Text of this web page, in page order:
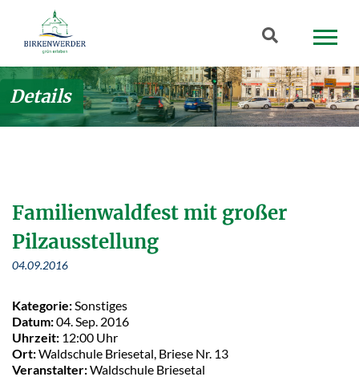
Zum Hauptinhalt springen
Suchbegriff
Details
Familienwaldfest mit großer
Pilzausstellung
04.09.2016
Kategorie: Sonstiges
Datum:04. Sep. 2016
Uhrzeit: 12:00 Uhr
Ort:Waldschule Briesetal, Briese Nr. 13
Veranstalter:Waldschule Briesetal